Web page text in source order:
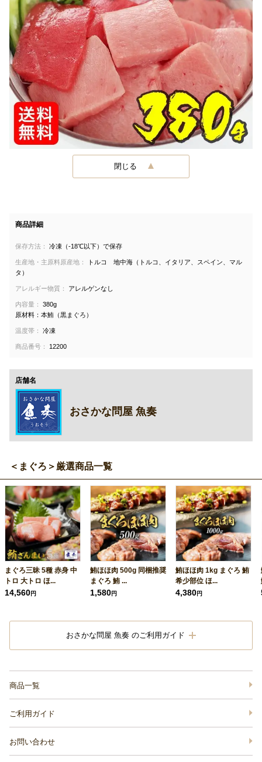
閉じる
商品詳細
保存方法： 冷凍（-18℃以下）で保存
生産地・主原料原産地：
トルコ 地中海（トルコ、イタリア、スペイン、マル
タ）
アレルギー物質： アレルゲンなし
内容量：
380g
原材料：本鮪（黒まぐろ）
温度帯： 冷凍
商品番号： 12200
店舗名
おさかな問屋 魚奏
＜まぐろ＞厳選商品一覧
まぐろ三昧 5種 赤身 中
トロ 大トロ ほ...
14,560円
鮪ほほ肉 500g 同梱推奨
まぐろ 鮪 ...
1,580円
鮪ほほ肉 1kg まぐろ 鮪
希少部位 ほ...
4,380円
おさかな問屋 魚奏 のご利用ガイド
商品一覧
ご利用ガイド
お問い合わせ